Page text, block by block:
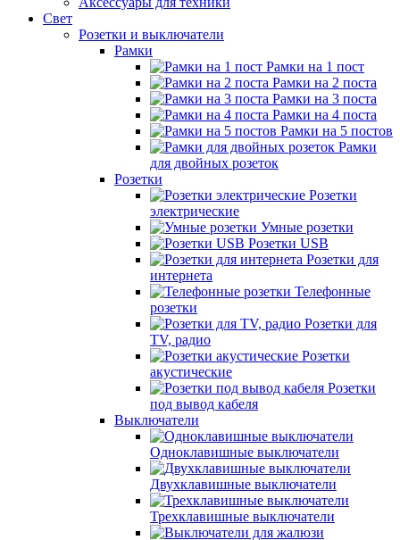
Свет
Розетки и выключатели
Рамки
Рамки на 1 пост
Рамки на 2 поста
Рамки на 3 поста
Рамки на 4 поста
Рамки на 5 постов
Рамки
для двойных розеток
Розетки
Розетки
электрические
Умные розетки
Розетки USB
Розетки для
интернета
Телефонные
розетки
Розетки для
TV, радио
Розетки
акустические
Розетки
под вывод кабеля
Выключатели
Одноклавишные выключатели
Двухклавишные выключатели
Трехклавишные выключатели